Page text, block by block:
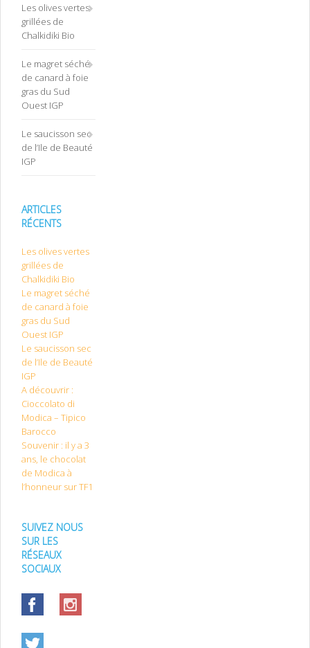
Les olives vertes
grillées de
Chalkidiki Bio
Le magret séché
de canard à foie
gras du Sud
Ouest IGP
Le saucisson sec
de l’Ile de Beauté
IGP
ARTICLES
RÉCENTS
Les olives vertes
grillées de
Chalkidiki Bio
Le magret séché
de canard à foie
gras du Sud
Ouest IGP
Le saucisson sec
de l’Ile de Beauté
IGP
A découvrir :
Cioccolato di
Modica – Tipico
Barocco
Souvenir : il y a 3
ans, le chocolat
de Modica à
l’honneur sur TF1
SUIVEZ NOUS
SUR LES
RÉSEAUX
SOCIAUX